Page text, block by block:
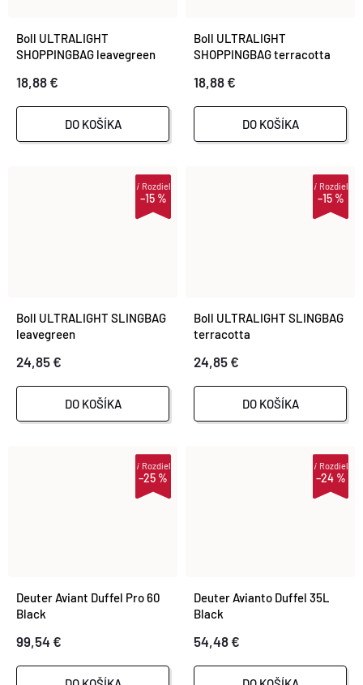
Boll ULTRALIGHT
SHOPPINGBAG leavegreen
18,88 €
DO KOŠÍKA
Boll ULTRALIGHT
SHOPPINGBAG terracotta
18,88 €
DO KOŠÍKA
–15 %
iRozdiel
Boll ULTRALIGHT SLINGBAG
leavegreen
24,85 €
DO KOŠÍKA
–15 %
iRozdiel
Boll ULTRALIGHT SLINGBAG
terracotta
24,85 €
DO KOŠÍKA
–25 %
iRozdiel
Deuter Aviant Duffel Pro 60
Black
99,54 €
–24 %
iRozdiel
Deuter Avianto Duffel 35L
Black
54,48 €